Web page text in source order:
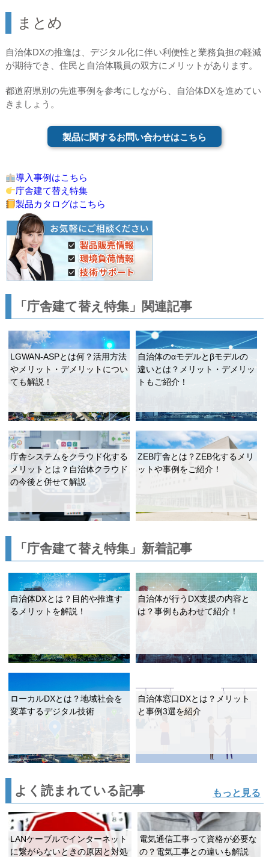
まとめ
自治体DXの推進は、デジタル化に伴い利便性と業務負担の軽減
が期待でき、住民と自治体職員の双方にメリットがあります。
都道府県別の先進事例を参考にしながら、自治体DXを進めてい
きましょう。
製品に関するお問い合わせはこちら
導入事例はこちら
庁舎建て替え特集
製品カタログはこちら
「庁舎建て替え特集」関連記事
LGWAN-ASPとは何？活用方法
やメリット・デメリットについ
ても解説！
自治体のαモデルとβモデルの
違いとは？メリット・デメリッ
トもご紹介！
庁舎システムをクラウド化する
メリットとは？自治体クラウド
の今後と併せて解説
ZEB庁舎とは？ZEB化するメリ
ットや事例をご紹介！
「庁舎建て替え特集」新着記事
自治体DXとは？目的や推進す
るメリットを解説！
自治体が行うDX支援の内容と
は？事例もあわせて紹介！
ローカルDXとは？地域社会を
変革するデジタル技術
自治体窓口DXとは？メリット
と事例3選を紹介
よく読まれている記事 もっと見る
LANケーブルでインターネット
に繋がらないときの原因と対処
電気通信工事って資格が必要な
の？電気工事との違いも解説